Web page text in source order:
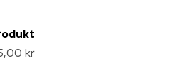
kr